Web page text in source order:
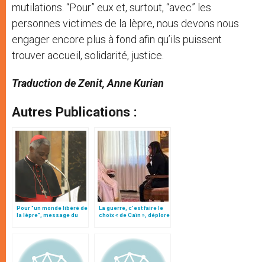
mutilations. “Pour” eux et, surtout, “avec” les
personnes victimes de la lèpre, nous devons nous
engager encore plus à fond afin qu’ils puissent
trouver accueil, solidarité, justice.
Traduction de Zenit, Anne Kurian
Autres Publications :
Pour "un monde libéré de
la lèpre", message du
La guerre, c’est faire le
choix « de Caïn », déplore